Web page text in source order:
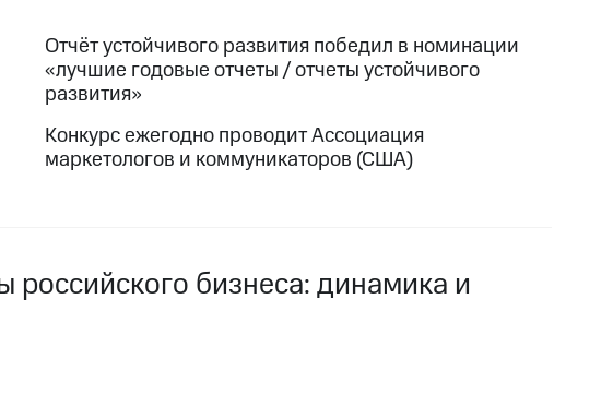
Отчёт устойчивого развития победил в номинации
«лучшие годовые отчеты / отчеты устойчивого
развития»
Конкурс ежегодно проводит Ассоциация
маркетологов и коммуникаторов (США)
бизнеса: динамика и